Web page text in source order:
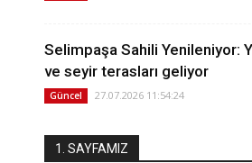
Selimpaşa Sahili Yenileniyor:
ve seyir terasları geliyor
Güncel 27.07.2026 11:54:24
1. SAYFAMIZ